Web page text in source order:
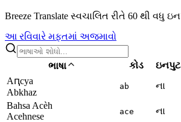
Breeze Translate સ્વચાલિત રીતે 60
આ રવિવારે મફતમાં અજમાવો
ભાષા કોડ ઇનપુટ
Аԥсуа
Abkhaz
ab ના
Bahsa Acèh
Acehnese
ace ના